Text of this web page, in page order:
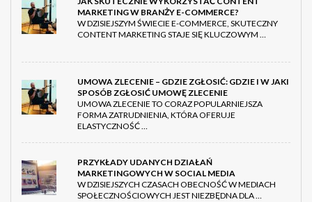
MARKETING W BRANŻY E-COMMERCE?
W DZISIEJSZYM ŚWIECIE E-COMMERCE, SKUTECZNY
CONTENT MARKETING STAJE SIĘ KLUCZOWYM …
UMOWA ZLECENIE – GDZIE ZGŁOSIĆ: GDZIE I W JAKI
SPOSÓB ZGŁOSIĆ UMOWĘ ZLECENIE
UMOWA ZLECENIE TO CORAZ POPULARNIEJSZA
FORMA ZATRUDNIENIA, KTÓRA OFERUJE
ELASTYCZNOŚĆ …
PRZYKŁADY UDANYCH DZIAŁAŃ
MARKETINGOWYCH W SOCIAL MEDIA
W DZISIEJSZYCH CZASACH OBECNOŚĆ W MEDIACH
SPOŁECZNOŚCIOWYCH JEST NIEZBĘDNA DLA …